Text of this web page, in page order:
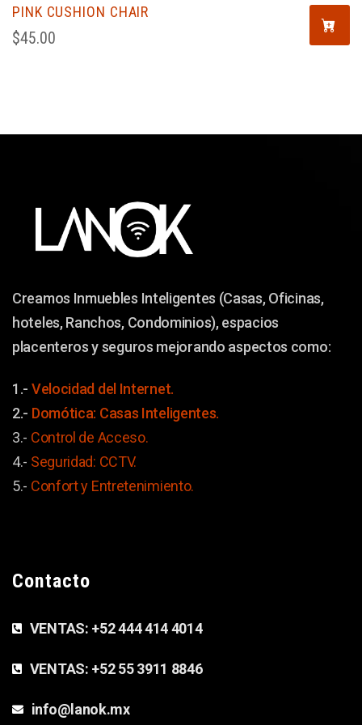
PINK CUSHION CHAIR
$45.00
Creamos Inmuebles Inteligentes (Casas, Oficinas,
hoteles, Ranchos, Condominios), espacios
placenteros y seguros mejorando aspectos como:
1.- Velocidad del Internet.
2.- Domótica: Casas Inteligentes.
3.- Control de Acceso.
4.- Seguridad: CCTV.
5.- Confort y Entretenimiento.
Contacto
VENTAS: +52 444 414 4014
VENTAS: +52 55 3911 8846
info@lanok.mx